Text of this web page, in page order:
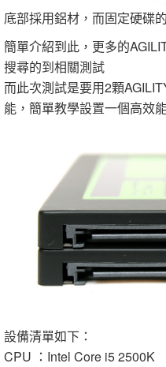
底部採用鋁材，而固定硬碟
簡單介紹到此，更多的
搜尋的到相關測試
而此次測試是要用2顆
能，簡單教學設置一個高效
設備清單如下：
CPU ：Intel Core i5 2500K